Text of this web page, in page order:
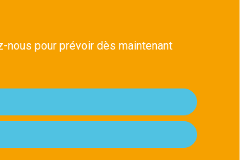
nous pour prévoir dès maintenant